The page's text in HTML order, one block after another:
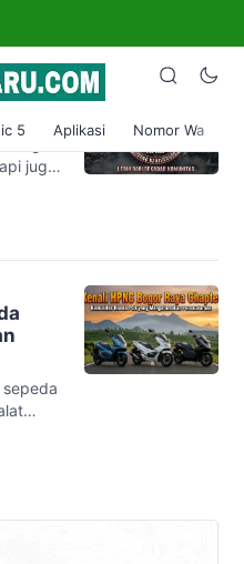
5 Aplikasi Nomor Wa
juga
sepeda
para
motor